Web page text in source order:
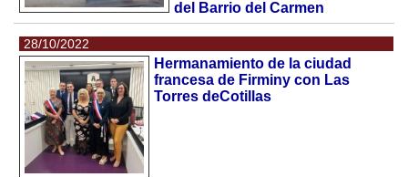
del Barrio del Carmen
28/10/2022
Hermanamiento de la ciudad
francesa de Firminy con Las
Torres deCotillas